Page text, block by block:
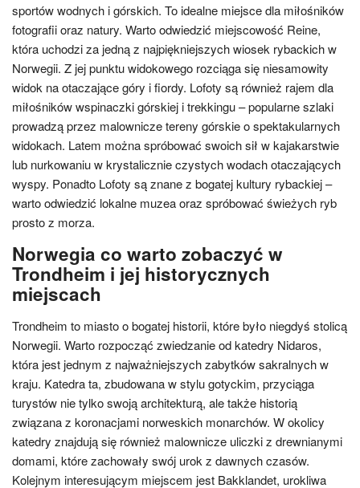
sportów wodnych i górskich. To idealne miejsce dla miłośników
fotografii oraz natury. Warto odwiedzić miejscowość Reine,
która uchodzi za jedną z najpiękniejszych wiosek rybackich w
Norwegii. Z jej punktu widokowego rozciąga się niesamowity
widok na otaczające góry i fiordy. Lofoty są również rajem dla
miłośników wspinaczki górskiej i trekkingu – popularne szlaki
prowadzą przez malownicze tereny górskie o spektakularnych
widokach. Latem można spróbować swoich sił w kajakarstwie
lub nurkowaniu w krystalicznie czystych wodach otaczających
wyspy. Ponadto Lofoty są znane z bogatej kultury rybackiej –
warto odwiedzić lokalne muzea oraz spróbować świeżych ryb
prosto z morza.
Norwegia co warto zobaczyć w
Trondheim i jej historycznych
miejscach
Trondheim to miasto o bogatej historii, które było niegdyś stolicą
Norwegii. Warto rozpocząć zwiedzanie od katedry Nidaros,
która jest jednym z najważniejszych zabytków sakralnych w
kraju. Katedra ta, zbudowana w stylu gotyckim, przyciąga
turystów nie tylko swoją architekturą, ale także historią
związana z koronacjami norweskich monarchów. W okolicy
katedry znajdują się również malownicze uliczki z drewnianymi
domami, które zachowały swój urok z dawnych czasów.
Kolejnym interesującym miejscem jest Bakklandet, urokliwa